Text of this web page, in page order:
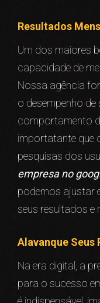
Resultados
Um dos maiores
capacidade de
Nossa agência
o desempenho
comportamento
importatante que
pesquisas dos
empresa no
podemos ajustar
seus resultados
Alavanque Seus
Na era digital, a
para o sucesso